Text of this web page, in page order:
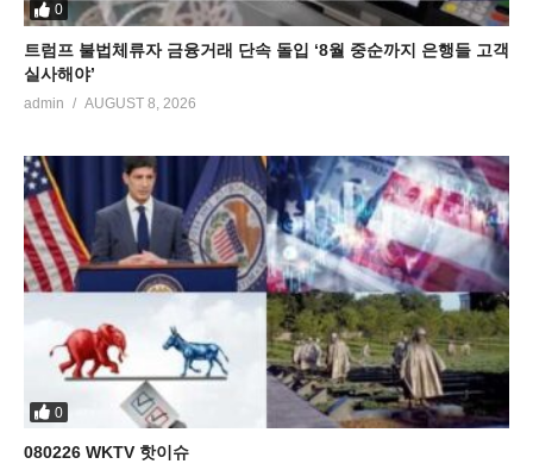
0
트럼프 불법체류자 금융거래 단속 돌입 ‘8월 중순까지 은행들 고객
실사해야’
admin AUGUST 8, 2026
0
080226 WKTV 핫이슈